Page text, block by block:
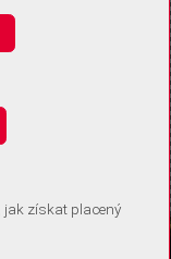
žádné informace
o souhlas s
a
zařízení, abychom se
upravit ve Správě
získat placený